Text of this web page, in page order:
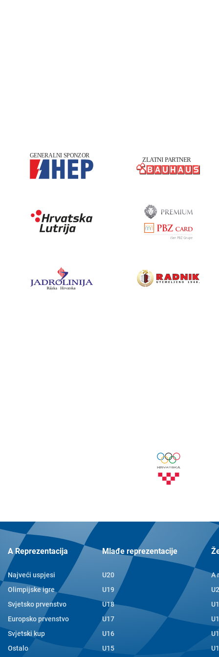
A Reprezentacija
Najveći uspjesi
Olimpijske igre
Svjetsko prvenstvo
Europsko prvenstvo
Svjetski kup
Ostalo
Mlađe reprezentacije
U20
U19
U18
U17
U16
U15
A